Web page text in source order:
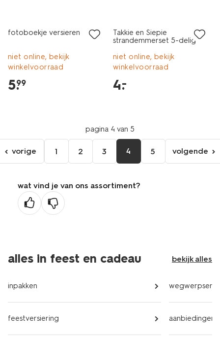
fotoboekje versieren
niet online, bekijk
winkelvoorraad
5.
99
Takkie en Siepie
strandemmerset 5-delig
niet online, bekijk
winkelvoorraad
4.
–
pagina 4 van 5
ga
naar
vorige
pagina
vorige 1 2 3 4 5
pagina
volgende
wat vind je van ons assortiment?
alles in feest en cadeau bekijk alles
inpakken
feestversiering aanbiedingen